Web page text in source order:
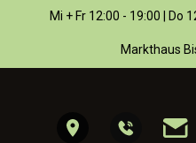
Mi + Fr 12:00 - 19:00 | Do
Markthaus